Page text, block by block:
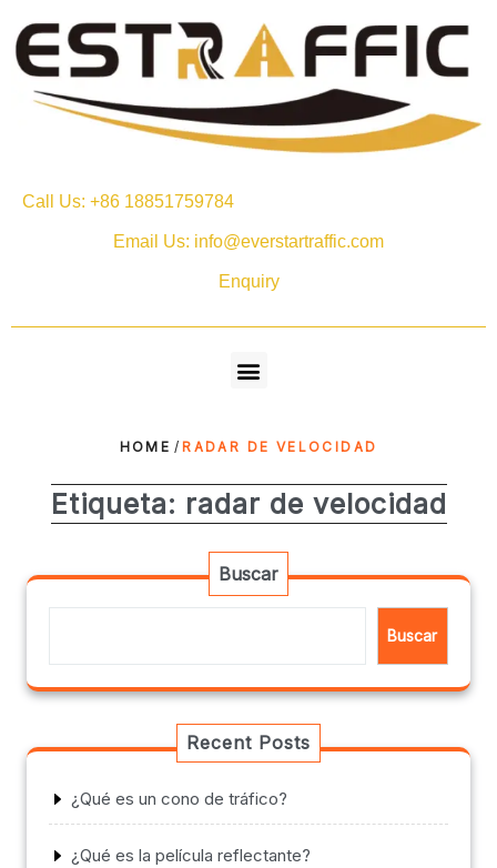
Call Us: +86 18851759784
Email Us: info@everstartraffic.com
Enquiry
HOME / RADAR DE VELOCIDAD
Etiqueta: radar de velocidad
Buscar
Buscar
Recent Posts
¿Qué es un cono de tráfico?
¿Qué es la película reflectante?